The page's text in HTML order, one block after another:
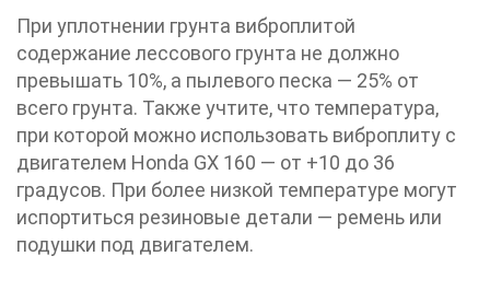
При уплотнении грунта виброплитой
содержание лессового грунта не должно
превышать 10%, а пылевого песка — 25% от
всего грунта. Также учтите, что температура,
при которой можно использовать виброплиту с
двигателем Honda GX 160 — от +10 до 36
градусов. При более низкой температуре могут
испортиться резиновые детали — ремень или
подушки под двигателем.